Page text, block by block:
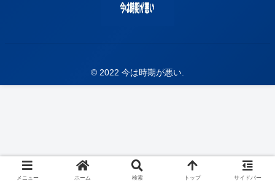
© 2022 今は時期が悪い.
メニュー ホーム 検索 トップ サイドバー